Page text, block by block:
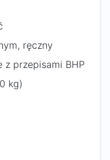
ręczny
przepisami BHP
kg)